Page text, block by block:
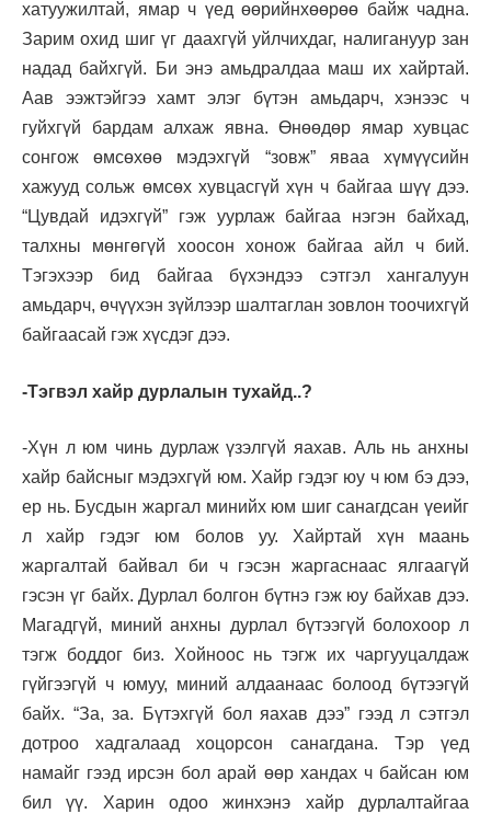
хатуужилтай, ямар ч үед өөрийнхөөрөө байж чадна.
Зарим охид шиг үг даахгүй уйлчихдаг, налигануур зан
надад байхгүй. Би энэ амьдралдаа маш их хайртай.
Аав ээжтэйгээ хамт элэг бүтэн амьдарч, хэнээс ч
гуйхгүй бардам алхаж явна. Өнөөдөр ямар хувцас
сонгож өмсөхөө мэдэхгүй “зовж” яваа хүмүүсийн
хажууд сольж өмсөх хувцасгүй хүн ч байгаа шүү дээ.
“Цувдай идэхгүй” гэж уурлаж байгаа нэгэн байхад,
талхны мөнгөгүй хоосон хонож байгаа айл ч бий.
Тэгэхээр бид байгаа бүхэндээ сэтгэл хангалуун
амьдарч, өчүүхэн зүйлээр шалтаглан зовлон тоочихгүй
байгаасай гэж хүсдэг дээ.
-Тэгвэл хайр дурлалын тухайд..?
-Хүн л юм чинь дурлаж үзэлгүй яахав. Аль нь анхны
хайр байсныг мэдэхгүй юм. Хайр гэдэг юу ч юм бэ дээ,
ер нь. Бусдын жаргал минийх юм шиг санагдсан үеийг
л хайр гэдэг юм болов уу. Хайртай хүн маань
жаргалтай байвал би ч гэсэн жаргаснаас ялгаагүй
гэсэн үг байх. Дурлал болгон бүтнэ гэж юу байхав дээ.
Магадгүй, миний анхны дурлал бүтээгүй болохоор л
тэгж боддог биз. Хойноос нь тэгж их чаргууцалдаж
гүйгээгүй ч юмуу, миний алдаанаас болоод бүтээгүй
байх. “За, за. Бүтэхгүй бол яахав дээ” гээд л сэтгэл
дотроо хадгалаад хоцорсон санагдана. Тэр үед
намайг гээд ирсэн бол арай өөр хандах ч байсан юм
бил үү. Харин одоо жинхэнэ хайр дурлалтайгаа